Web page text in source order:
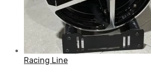
Racing Line